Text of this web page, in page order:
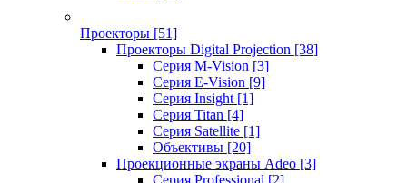
Проекторы [51]
Проекторы Digital Projection [38]
Серия M-Vision [3]
Серия E-Vision [9]
Серия Insight [1]
Серия Titan [4]
Серия Satellite [1]
Объективы [20]
Проекционные экраны Adeo [3]
Серия Professional [2]